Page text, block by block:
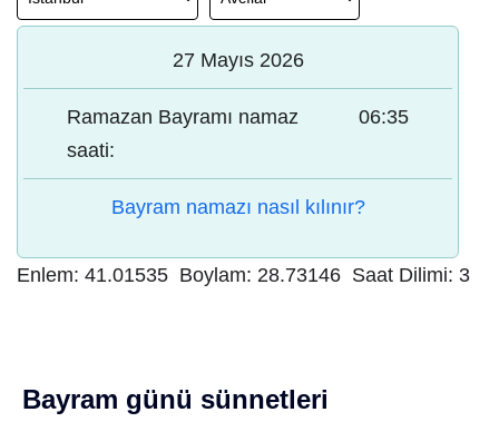
27 Mayıs 2026
Ramazan Bayramı namaz
saati:
06:35
Bayram namazı nasıl kılınır?
Enlem: 41.01535 Boylam: 28.73146 Saat Dilimi: 3
Bayram günü sünnetleri